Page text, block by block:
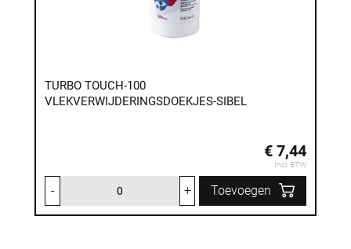
TURBO TOUCH-100
VLEKVERWIJDERINGSDOEKJES-SIBEL
€ 7,44
Incl. BTW
- + Toevoegen